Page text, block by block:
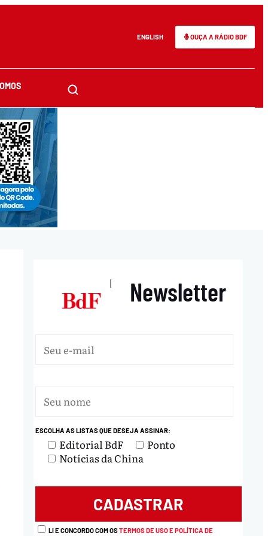
ENGLISH OUÇA A RÁDIO BDF
| Newsletter
ESCOLHA AS LISTAS QUE DESEJA ASSINAR:
Editorial BdF
Ponto
Notícias da China
LI E CONCORDO COM OSTERMOS DE USO E POLÍTICA DE